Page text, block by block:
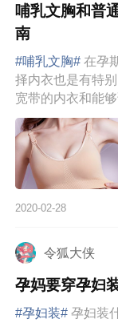
哺乳文胸和普
南
#哺乳文胸# 在孕
择内衣也是有特
宽带的内衣和能
期，这时候内衣
2020-02-28
令狐大侠
孕妈要穿孕妇
#孕妇装# 孕妇装